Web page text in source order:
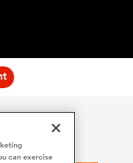
can exercise